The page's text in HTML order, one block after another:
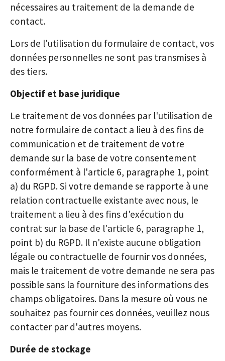
nécessaires au traitement de la demande de
contact.
Lors de l'utilisation du formulaire de contact, vos
données personnelles ne sont pas transmises à
des tiers.
Objectif et base juridique
Le traitement de vos données par l'utilisation de
notre formulaire de contact a lieu à des fins de
communication et de traitement de votre
demande sur la base de votre consentement
conformément à l'article 6, paragraphe 1, point
a) du RGPD. Si votre demande se rapporte à une
relation contractuelle existante avec nous, le
traitement a lieu à des fins d'exécution du
contrat sur la base de l'article 6, paragraphe 1,
point b) du RGPD. Il n'existe aucune obligation
légale ou contractuelle de fournir vos données,
mais le traitement de votre demande ne sera pas
possible sans la fourniture des informations des
champs obligatoires. Dans la mesure où vous ne
souhaitez pas fournir ces données, veuillez nous
contacter par d'autres moyens.
Durée de stockage